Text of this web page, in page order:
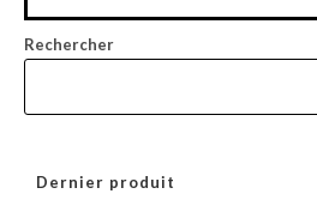
Rechercher
Dernier produit